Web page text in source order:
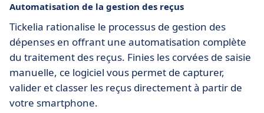
Automatisation de la gestion des reçus
Tickelia rationalise le processus de gestion des
dépenses en offrant une automatisation complète
du traitement des reçus. Finies les corvées de saisie
manuelle, ce logiciel vous permet de capturer,
valider et classer les reçus directement à partir de
votre smartphone.